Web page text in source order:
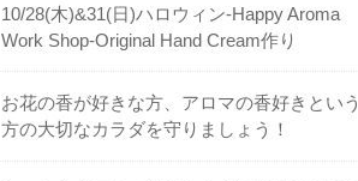
10/28(木)&31(日)ハロウィン-Happy Aroma
Work Shop-Original Hand Cream作り
お花の香が好きな方、アロマの香好きという
方の大切なカラダを守りましょう！